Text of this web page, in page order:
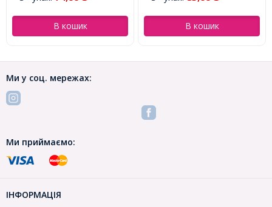
В кошик В кошик
Ми у соц. мережах:
Ми приймаємо:
ІНФОРМАЦІЯ